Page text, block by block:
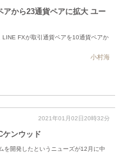
から23通貨ペアに拡大 ユー
FXが取引通貨ペアを10通貨ペアか
小村海
2021年01月02日20時32分
ケンウッド
を開発したというニューズが12月に中